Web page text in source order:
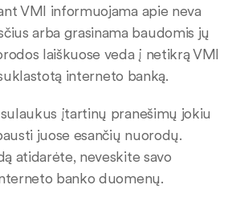
VMI informuojama apie neva
arba grasinama baudomis jų
laiškuose veda į netikrą VMI
interneto banką.
įtartinų pranešimų jokiu
juose esančių nuorodų.
atidarėte, neveskite savo
banko duomenų.